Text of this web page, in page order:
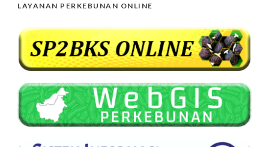
LAYANAN PERKEBUNAN ONLINE